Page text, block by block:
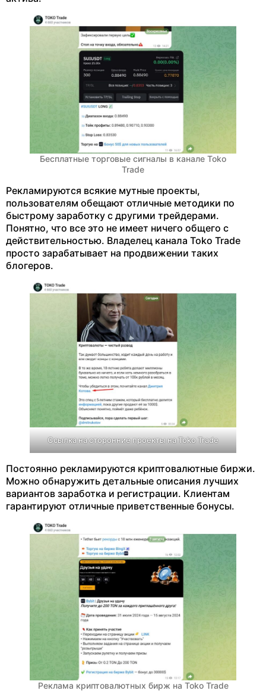
Бесплатные торговые сигналы в канале Toko
Trade
Рекламируются всякие мутные проекты,
пользователям обещают отличные методики по
быстрому заработку с другими трейдерами.
Понятно, что все это не имеет ничего общего с
действительностью. Владелец канала Toko Trade
просто зарабатывает на продвижении таких
блогеров.
Ссылка на сторонние проекты на Toko Trade
Постоянно рекламируются криптовалютные биржи.
Можно обнаружить детальные описания лучших
вариантов заработка и регистрации. Клиентам
гарантируют отличные приветственные бонусы.
Реклама криптовалютных бирж на Toko Trade